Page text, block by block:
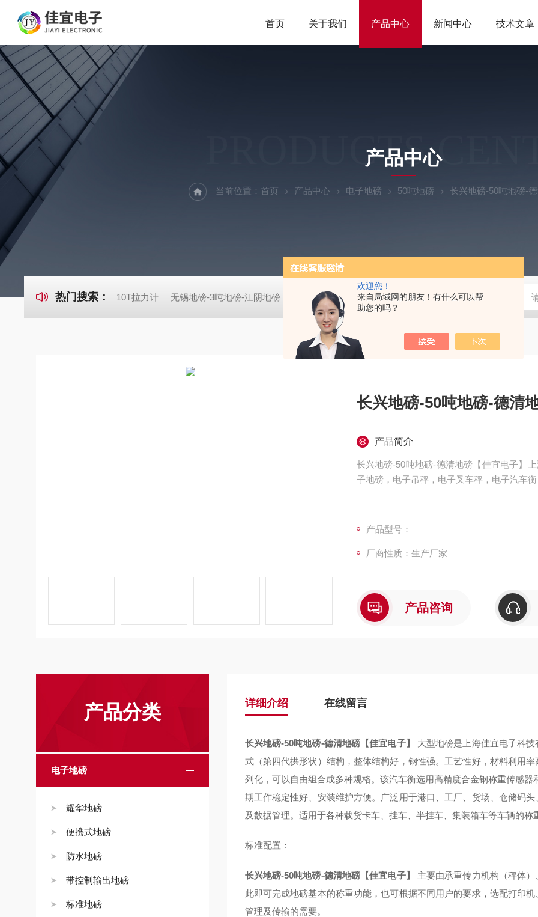
欢迎您！
来自局域网的朋友！有什么可以帮
助您的吗？
首页 关于我们 产品中心 新闻中心 技术文章
PRODUCTS
产品中心
当前位置： 首页 产品中心 电子地磅 50吨地磅 长兴地磅-50吨地磅-
热门搜索： 10T拉力计 无锡地磅-3吨地磅-江阴地磅【佳宜电子】 80吨地磅常规尺寸|80吨地磅标准宽度-【上海佳
长兴地磅-50吨地磅-德清
产品简介
长兴地磅-50吨地磅-德清地磅【佳宜电子】
子地磅，电子吊秤，电子叉车秤，电子汽车
产品型号：
厂商性质：生产厂家
产品咨询
产品分类
电子地磅
耀华地磅
便携式地磅
防水地磅
带控制输出地磅
标准地磅
详细介绍 在线留言
长兴地磅-50吨地磅-德清地磅【佳宜电子】 大型地磅是上海佳宜电子科
式（第四代拱形状）结构，整体结构好，钢性强。工艺性好，材料利用
列化，可以自由组合成多种规格。该汽车衡选用高精度合金钢称重传感
期工作稳定性好、安装维护方便。广泛用于港口、工厂、货场、仓储码
及数据管理。适用于各种载货卡车、挂车、半挂车、集装箱车等车辆的称
标准配置：
长兴地磅-50吨地磅-德清地磅【佳宜电子】 主要由承重传力机构（秤体
此即可完成地磅基本的称重功能，也可根据不同用户的要求，选配打印
管理及传输的需要。